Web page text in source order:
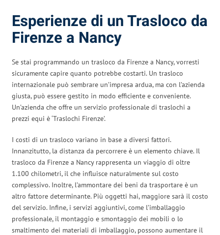
Esperienze di un Trasloco da
Firenze a Nancy
Se stai programmando un trasloco da Firenze a Nancy, vorresti
sicuramente capire quanto potrebbe costarti. Un trasloco
internazionale può sembrare un’impresa ardua, ma con l’azienda
giusta, può essere gestito in modo efficiente e conveniente.
Un’azienda che offre un servizio professionale di traslochi a
prezzi equi è ‘Traslochi Firenze’.
I costi di un trasloco variano in base a diversi fattori.
Innanzitutto, la distanza da percorrere è un elemento chiave. Il
trasloco da Firenze a Nancy rappresenta un viaggio di oltre
1.100 chilometri, il che influisce naturalmente sul costo
complessivo. Inoltre, l’ammontare dei beni da trasportare è un
altro fattore determinante. Più oggetti hai, maggiore sarà il costo
del servizio. Infine, i servizi aggiuntivi, come l’imballaggio
professionale, il montaggio e smontaggio dei mobili o lo
smaltimento dei materiali di imballaggio, possono aumentare il